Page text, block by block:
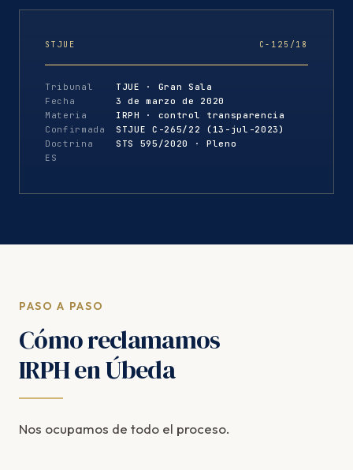
STJUE C-125/18
Tribunal
TJUE · Gran Sala
Fecha
3 de marzo de 2020
Materia
IRPH · control transparencia
Confirmada
STJUE C-265/22 (13-jul-2023)
Doctrina
ES
STS 595/2020 · Pleno
PASO A PASO
Cómo reclamamos
IRPH en Úbeda
Nos ocupamos de todo el proceso.